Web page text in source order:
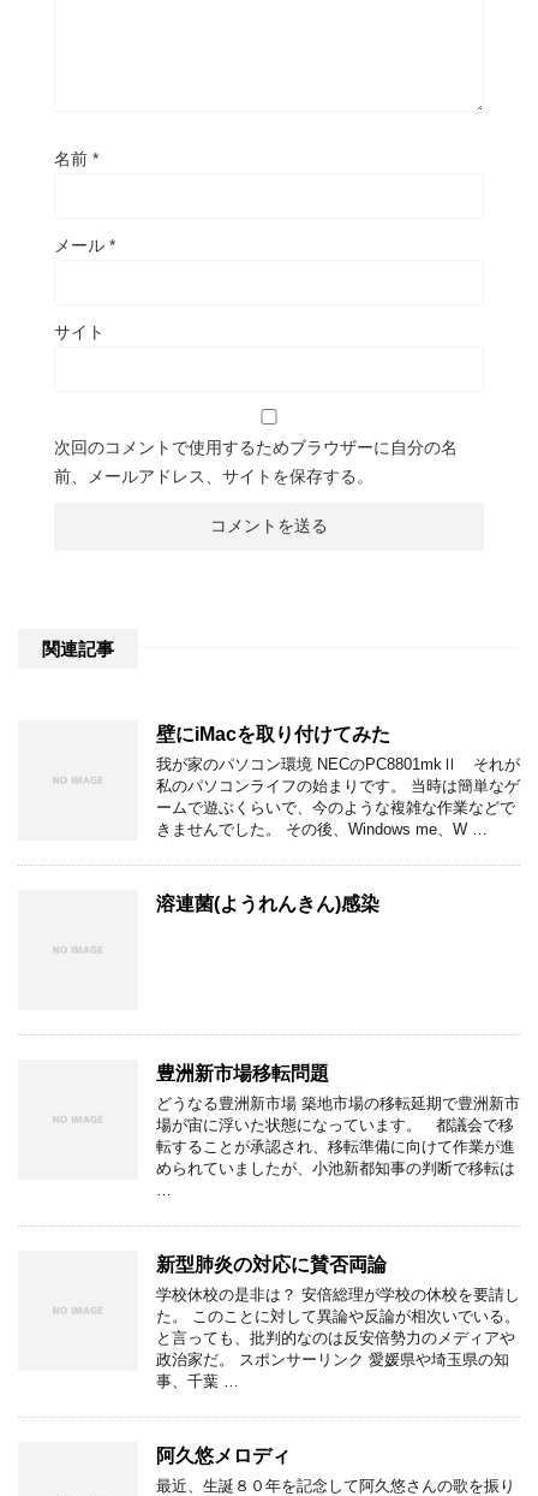
名前 *
メール *
サイト
次回のコメントで使用するためブラウザーに自分の名
前、メールアドレス、サイトを保存する。
関連記事
壁にiMacを取り付けてみた
我が家のパソコン環境 NECのPC8801mkⅡ それが
私のパソコンライフの始まりです。 当時は簡単なゲ
ームで遊ぶくらいで、今のような複雑な作業などで
きませんでした。 その後、Windows me、W …
溶連菌(ようれんきん)感染
豊洲新市場移転問題
どうなる豊洲新市場 築地市場の移転延期で豊洲新市
場が宙に浮いた状態になっています。 都議会で移
転することが承認され、移転準備に向けて作業が進
められていましたが、小池新都知事の判断で移転は
新型肺炎の対応に賛否両論
学校休校の是非は？ 安倍総理が学校の休校を要請し
た。 このことに対して異論や反論が相次いでいる。
と言っても、批判的なのは反安倍勢力のメディアや
政治家だ。 スポンサーリンク 愛媛県や埼玉県の知
事、千葉 …
阿久悠メロディ
最近、生誕８０年を記念して阿久悠さんの歌を振り